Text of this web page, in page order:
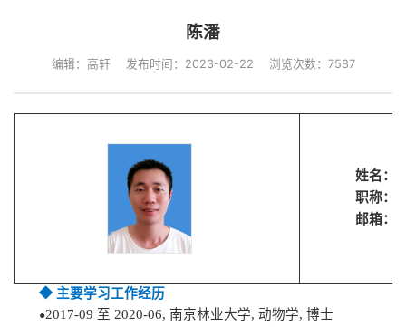
陈潘
编辑：高轩 发布时间：2023-02-22 浏览次数： 7587
姓名：
职称：
邮箱：
◆ 主要学习工作经历
●2017-09 至 2020-06, 南京林业大学, 动物学, 博士